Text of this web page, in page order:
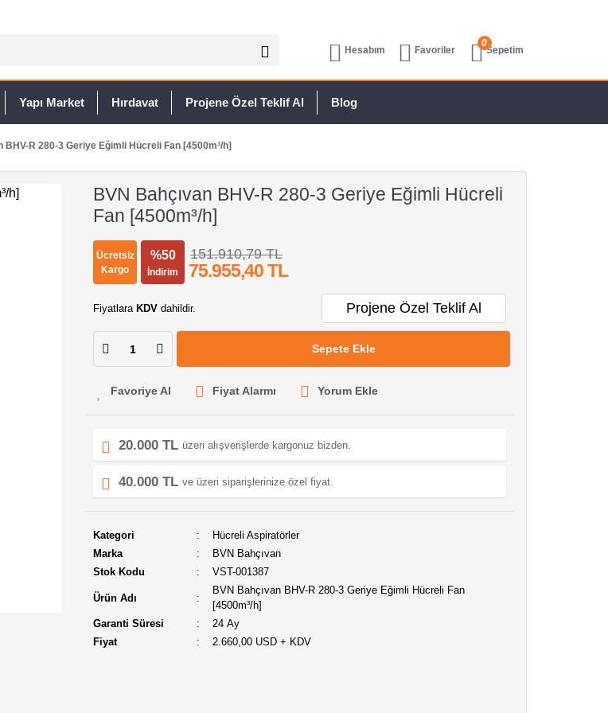
Hesabım Favoriler
0
Sepetim
Yapı Market Hırdavat Projene Özel Teklif Al Blog
BHV-R 280-3 Geriye Eğimli Hücreli Fan [4500m³/h]
BVN Bahçıvan BHV-R 280-3 Geriye Eğimli Hücreli
Fan [4500m³/h]
Ücretsiz
Kargo
%50
İndirim
151.910,79 TL
75.955,40 TL
Fiyatlara KDV dahildir. Projene Özel Teklif Al
Sepete Ekle
Fiyat Alarmı Yorum Ekle
20.000 TL üzeri alışverişlerde kargonuz bizden.
40.000 TL ve üzeri siparişlerinize özel fiyat.
Kategori
Hücreli Aspiratörler
Marka
BVN Bahçıvan
Stok Kodu
VST-001387
Ürün Adı
BVN Bahçıvan BHV-R 280-3 Geriye Eğimli Hücreli Fan
[4500m³/h]
Garanti Süresi
24 Ay
Fiyat
2.660,00 USD + KDV